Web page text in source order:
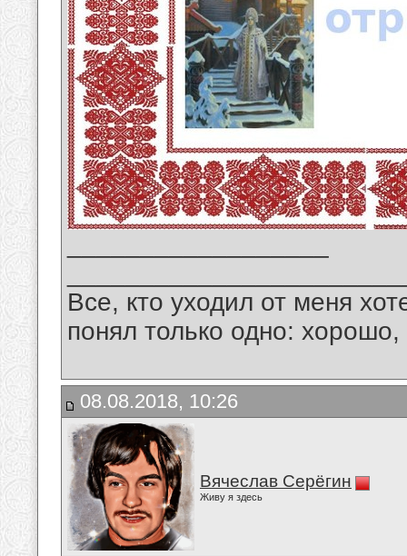
Все, кто уходил от меня
понял только одно:
08.08.2018, 10:26
Вячеслав Серёгин
Живу я здесь